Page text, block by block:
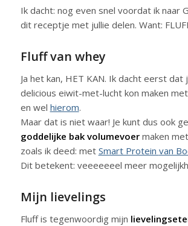
Ik dacht: nog even snel voordat ik naar
dit receptje met jullie delen. Want:
Fluff van whey
Ja het kan, HET KAN. Ik dacht eerst dat
delicious eiwit-met-lucht kon maken
en wel hierom.
Maar dat is niet waar! Je kunt dus ook
goddelijke bak volumevoermaken met
zoals ik deed: met Smart Protein van
Dit betekent: veeeeeeel meer
Mijn lievelings
Fluff is tegenwoordig mijn